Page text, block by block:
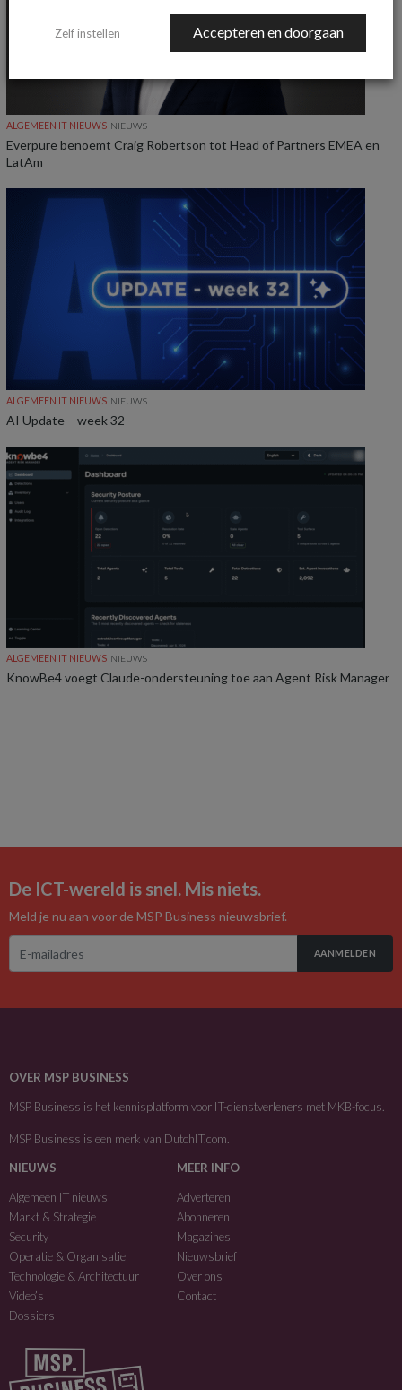
ALGEMEEN IT NIEUWS NIEUWS
Everpure benoemt Craig Robertson tot Head of Partners EMEA en
LatAm
ALGEMEEN IT NIEUWS NIEUWS
AI Update – week 32
ALGEMEEN IT NIEUWS NIEUWS
KnowBe4 voegt Claude-ondersteuning toe aan Agent Risk Manager
De ICT-wereld is snel. Mis niets.
Meld je nu aan voor de MSP Business nieuwsbrief.
AANMELDEN
OVER MSP BUSINESS
MSP Business is het kennisplatform voor IT-dienstverleners met MKB-focus.
MSP Business is een merk van DutchIT.com.
NIEUWS
Algemeen IT nieuws
Markt & Strategie
Security
Operatie & Organisatie
Technologie & Architectuur
Video’s
Dossiers
MEER INFO
Adverteren
Abonneren
Magazines
Nieuwsbrief
Over ons
Contact
Zelf instellen Accepteren en doorgaan